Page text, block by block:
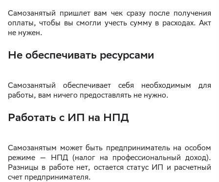
Самозанятый пришлет вам чек сразу после получения
оплаты, чтобы вы смогли учесть сумму в расходах. Акт
не нужен.
Не обеспечивать ресурсами
Самозанятый обеспечивает себя необходимым для
работы, вам ничего предоставлять не нужно.
Работать с ИП на НПД
Самозанятым может быть предприниматель на особом
режиме — НПД (налог на профессиональный доход).
Разницы в работе нет, остается статус ИП и расчетный
счет предпринимателя.